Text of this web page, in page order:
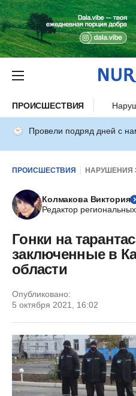
ПРОИСШЕСТВИЯ
Провели подряд дней с
ПРОИСШЕСТВИЯ НАРУШЕНИЯ
Колмакова Виктория
Редактор
Гонки на
заключенные в
области
Опубликовано:
5 октября 2021, 16:02